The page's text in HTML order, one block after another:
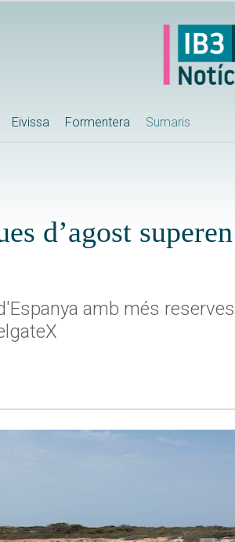
Eivissa Formentera Sumaris
d’agost
amb més